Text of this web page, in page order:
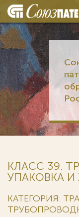
КЛАСС 39.
УПАКОВКА И
КАТЕГОРИЯ: